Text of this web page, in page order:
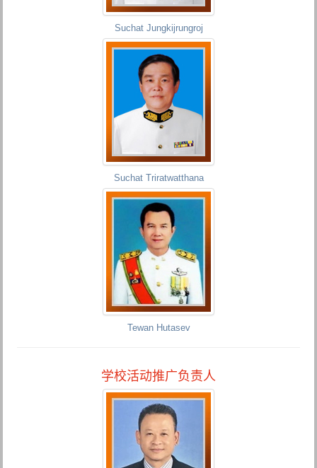
Suchat Jungkijrungroj
Suchat Triratwatthana
Tewan Hutasev
学校活动推广负责人